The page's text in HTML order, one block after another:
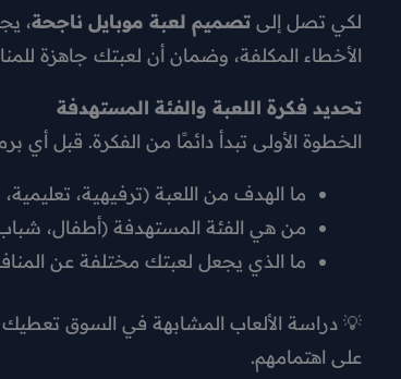
لكي تصل إلى تصميم لعبة موبايل ناجحة،
الأخطاء المكلفة، وضمان أن لعبتك جاهزة
تحديد فكرة اللعبة والفئة المستهدفة
الخطوة الأولى تبدأ دائمًا من الفكرة. قبل
ما الهدف من اللعبة (ترفيهية، تعليمية،
من هي الفئة المستهدفة (أطفال،
ما الذي يجعل لعبتك مختلفة عن
💡 دراسة الألعاب المشابهة في السوق
على اهتمامهم.